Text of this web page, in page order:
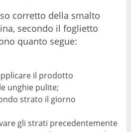
corretto della smalto
secondo il foglietto
quanto segue:
il prodotto
unghie pulite;
strato il giorno
gli strati precedentemente